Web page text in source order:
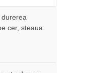
cer, steaua